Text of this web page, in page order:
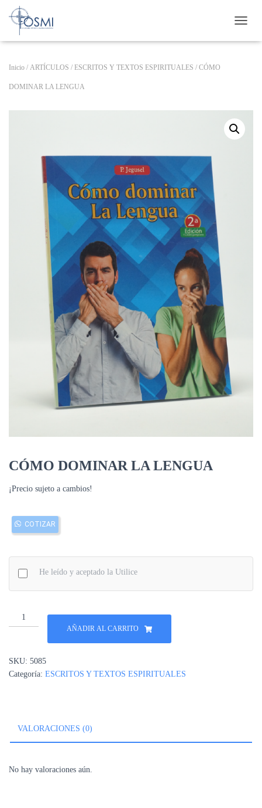
Inicio / ARTÍCULOS / ESCRITOS Y TEXTOS ESPIRITUALES / CÓMO
DOMINAR LA LENGUA
CÓMO DOMINAR LA LENGUA
¡Precio sujeto a cambios!
COTIZAR
He leído y aceptado la Utilice
CÓMO
DOMINAR
cantidad
AÑADIR AL CARRITO
SKU: 5085
Categoría: ESCRITOS Y TEXTOS ESPIRITUALES
VALORACIONES (0)
No hay valoraciones aún.